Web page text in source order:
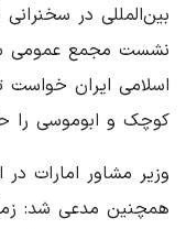
بین‌المللی در
نشست مجمع عمومی
اسلامی ایران
کوچک و ابوموسی
وزیر مشاور امارات در
همچنین مدعی شد: